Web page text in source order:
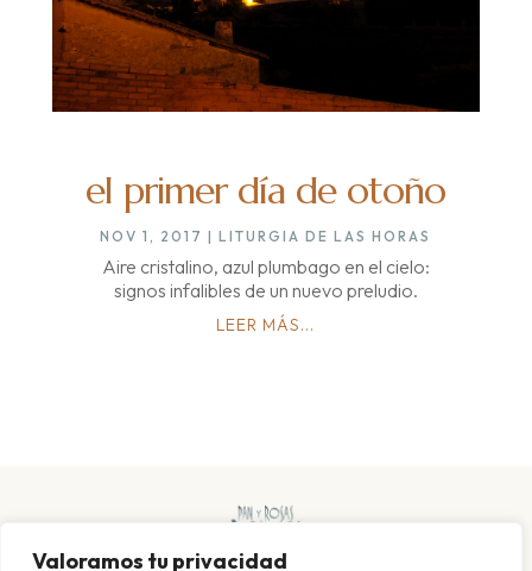
Valoramos tu privacidad
el primer día de otoño
NOV 1, 2017 |LITURGIA DE LAS HORAS
Aire cristalino, azul plumbago en el cielo:
signos infalibles de un nuevo preludio.
LEER MÁS...